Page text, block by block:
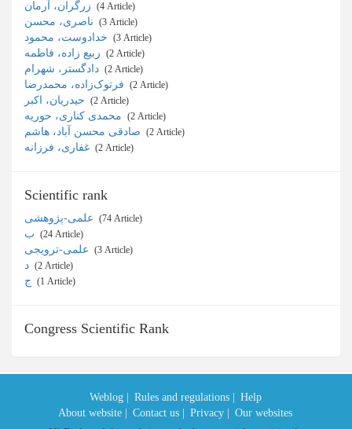
‎ (4 Article)
‎ (3 Article)
‎ (3 Article)
‎ (2 Article)
‎ (2 Article)
‎ (2 Article)
‎ (2 Article)
‎ (2 Article)
‎ (2 Article)
‎ (2 Article)
Scientific rank
‎ (74 Article)
‎ (24 Article)
‎ (3 Article)
‎ (2 Article)
‎ (1 Article)
Congress Scientific Rank
Weblog | Rules and regulations |
Help
About website |
Contact us | Privacy |
Our websites